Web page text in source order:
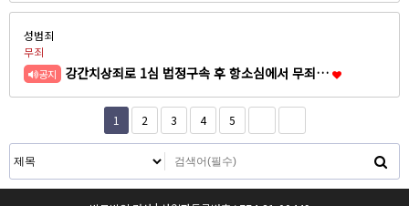
성범죄
무죄
공지 강간치상죄로 1심 법정구속 후 항소심에서 무죄…
1 2 3 4 5